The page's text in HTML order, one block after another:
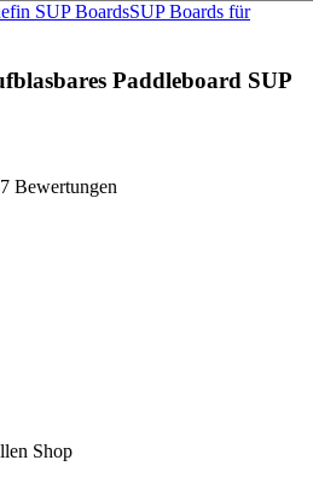
SUP BoardsSUP Boards für
Paddleboard SUP
Bewertungen
Shop